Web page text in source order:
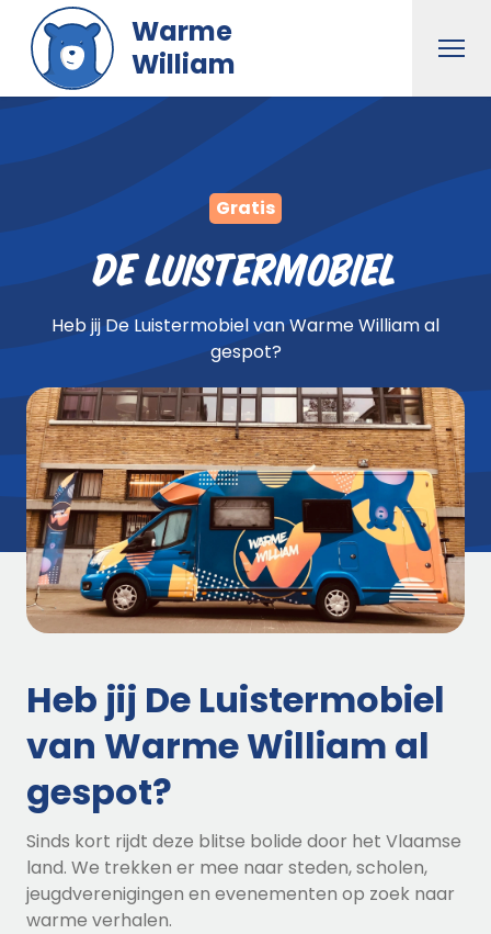
Naar hoofdinhoud gaan
Warme
William
Gratis
De Luistermobiel
Heb jij De Luistermobiel van Warme William al
gespot?
Heb jij De Luistermobiel
van Warme William al
gespot?
Sinds kort rijdt deze blitse bolide door het Vlaamse
land. We trekken er mee naar steden, scholen,
jeugdverenigingen en evenementen op zoek naar
warme verhalen.